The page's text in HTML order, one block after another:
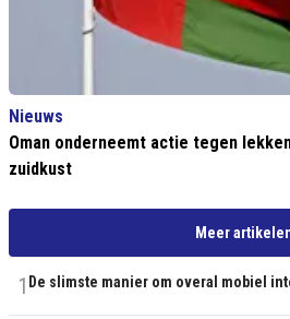
Nieuws
Oman onderneemt actie tegen
zuidkust
Meer
1 De slimste manier om overal mobiel